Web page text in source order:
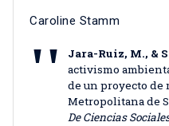
Caroline Stamm
Jara-Ruiz, M., &
activismo
de un proyecto de
Metropolitana de
De Ciencias